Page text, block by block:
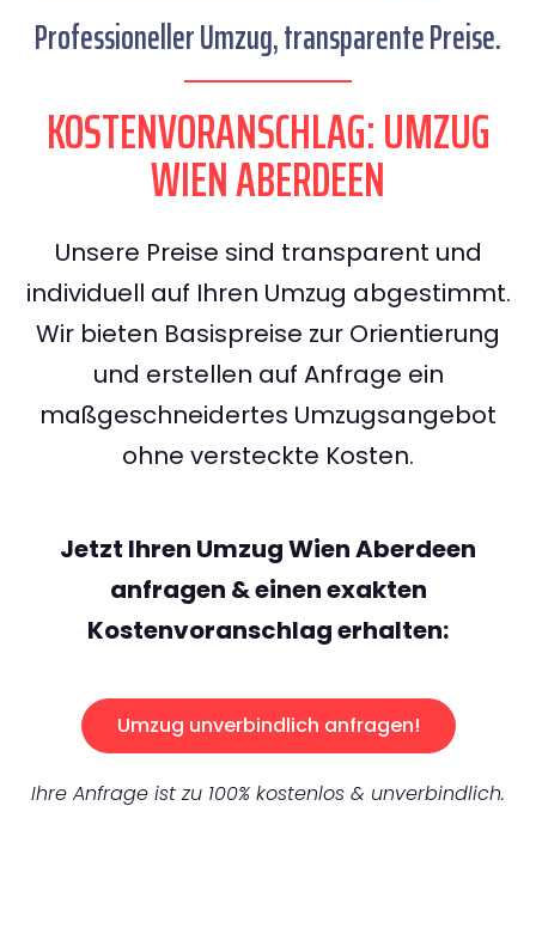
Professioneller Umzug, transparente Preise.
KOSTENVORANSCHLAG: UMZUG
WIEN ABERDEEN
Unsere Preise sind transparent und
individuell auf Ihren Umzug abgestimmt.
Wir bieten Basispreise zur Orientierung
und erstellen auf Anfrage ein
maßgeschneidertes Umzugsangebot
ohne versteckte Kosten.
Jetzt Ihren Umzug Wien Aberdeen
anfragen & einen exakten
Kostenvoranschlag erhalten:
Umzug unverbindlich anfragen!
Ihre Anfrage ist zu 100% kostenlos & unverbindlich.